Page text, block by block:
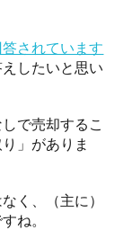
されています
したいと思い
で売却するこ
」がありま
く、（主に）
ね。